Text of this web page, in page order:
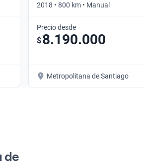
2018 • 800 km • Manual
Precio desde
$8.190.000
Metropolitana de Santiago
de